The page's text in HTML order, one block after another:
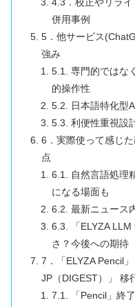
併用事例
5．他サービス
強み
5.1. 専門的ではな
的操作性
5.2. 日本語特化型
5.3. 利便性重視設
6．実際使って感じ
点
6.1. 自然言語処理
になる場面も
6.2. 最新ニュース
6.3. 「ELYZA
さ？今後への期待
7．「ELYZA Pencil
JP（DIGEST）」 移
7.1. 「Pencil」終